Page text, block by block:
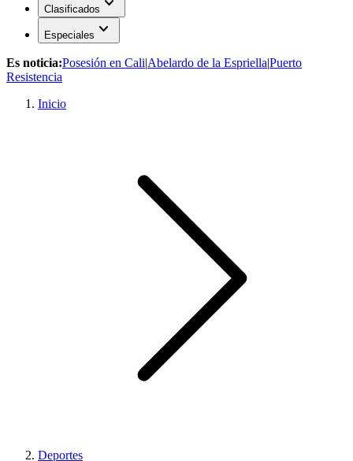
Clasificados
Especiales expand_more
Es noticia:Posesión en Cali|Abelardo de la Espriella|Puerto
Resistencia
Inicio
Deportes